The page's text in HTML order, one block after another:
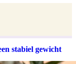
stabiel gewicht